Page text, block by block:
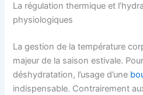
La régulation thermique et
physiologiques
La gestion de la température
majeur de la saison estivale.
déshydratation, l’usage d’une
indispensable. Contrairement